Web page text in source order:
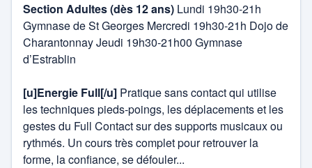
Section Adultes (dès 12 ans) Lundi 19h30-21h
Gymnase de St Georges Mercredi 19h30-21h Dojo de
Charantonnay Jeudi 19h30-21h00 Gymnase
d’Estrablin
[u]Energie Full[/u] Pratique sans contact qui utilise
les techniques pieds-poings, les déplacements et les
gestes du Full Contact sur des supports musicaux ou
rythmés. Un cours très complet pour retrouver la
forme, la confiance, se défouler...